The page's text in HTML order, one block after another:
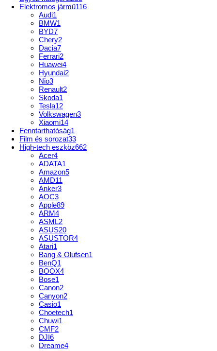
Elektromos jármű116
Audi1
BMW1
BYD7
Chery2
Dacia7
Ferrari2
Huawei4
Hyundai2
Nio3
Renault2
Skoda1
Tesla12
Volkswagen3
Xiaomi14
Fenntarthatóság1
Film és sorozat33
High-tech eszköz662
Acer4
ADATA1
Amazon5
AMD11
Anker3
AOC3
Apple89
ARM4
ASML2
ASUS20
ASUSTOR4
Atari1
Bang & Olufsen1
BenQ1
BOOX4
Bose1
Canon2
Canyon2
Casio1
Choetech1
Chuwi1
CMF2
DJI6
Dreame4